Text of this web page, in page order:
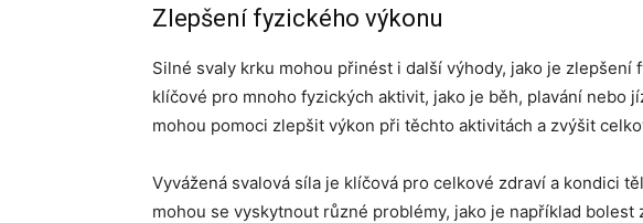
Zlepšení fyzického výkonu
Silné svaly krku mohou přinést i další výhody, jako je zlepšení
klíčové pro mnoho fyzických aktivit, jako je běh, plavání nebo
mohou pomoci zlepšit výkon při těchto aktivitách a zvýšit
Vyvážená svalová síla je klíčová pro celkové zdraví a kondici
mohou se vyskytnout různé problémy, jako je například bolest